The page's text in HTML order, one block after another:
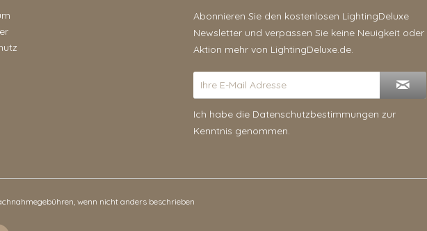
Abonnieren Sie den kostenlosen LightingDeluxe
Newsletter und verpassen Sie keine Neuigkeit oder
Aktion mehr von LightingDeluxe.de.
Ich habe die Datenschutzbestimmungen zur
Kenntnis genommen.
wenn nicht anders beschrieben